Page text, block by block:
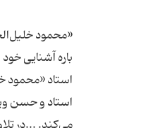
«محمود
باره آشنایی
استاد «محمود
استاد و حسن